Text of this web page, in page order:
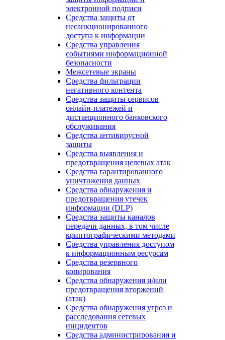
электронной подписи
Средства защиты от
несанкционированного
доступа к информации
Средства управления
событиями информационной
безопасности
Межсетевые экраны
Средства фильтрации
негативного контента
Средства защиты сервисов
онлайн-платежей и
дистанционного банковского
обслуживания
Средства антивирусной
защиты
Средства выявления и
предотвращения целевых атак
Средства гарантированного
уничтожения данных
Средства обнаружения и
предотвращения утечек
информации (DLP)
Средства защиты каналов
передачи данных, в том числе
криптографическими методами
Средства управления доступом
к информационным ресурсам
Средства резервного
копирования
Средства обнаружения и/или
предотвращения вторжений
(атак)
Средства обнаружения угроз и
расследования сетевых
инцидентов
Средства администрирования и